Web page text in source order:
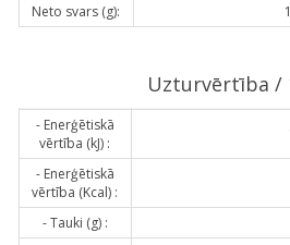
Neto svars (g):
Uzturvērtība /
- Enerģētiskā
vērtība (kJ) :
- Enerģētiskā
vērtība (Kcal) :
- Tauki (g) :